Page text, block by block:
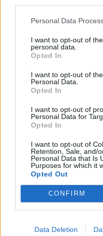
Personal Data
I want to opt-out of
personal data.
Opted In
I want to opt-out of
Personal Data.
Opted In
I want to opt-out of
Personal Data for
Opted In
I want to opt-out of
Retention, Sale, and/
Personal Data that Is
Purposes for which it
Opted Out
CONFIRM
Data Deletion
være dækket.
Formørkelsen topper
før solnedgang,
at opleve fænomenet
For mange nordjyder
åbne landskaber
sjældne
- En solformørkelse
der kan få os alle til at
samme retning. Det
og en fantastisk
Aktuelt
Gratis festival i
programmet